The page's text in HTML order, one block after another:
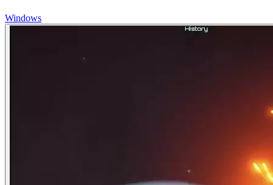
Windows